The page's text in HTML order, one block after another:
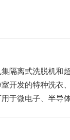
隔离式洗脱机和
室开发的特种洗
于微电子、半导